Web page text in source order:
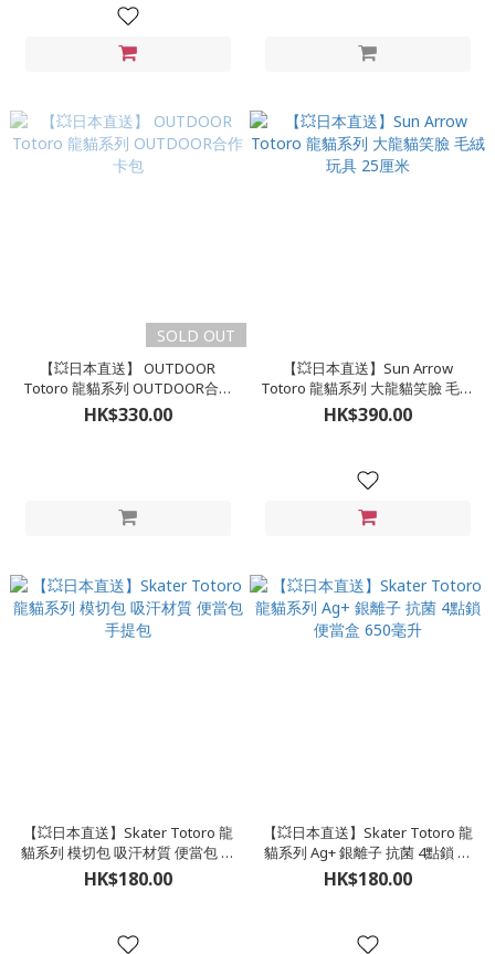
SOLD OUT
【💥日本直送】 OUTDOOR
Totoro 龍貓系列 OUTDOOR合作
卡包
HK$330.00
【💥日本直送】Sun Arrow
Totoro 龍貓系列 大龍貓笑臉 毛絨
玩具 25厘米
HK$390.00
【💥日本直送】Skater Totoro 龍
貓系列 模切包 吸汗材質 便當包 手
提包
HK$180.00
【💥日本直送】Skater Totoro 龍
貓系列 Ag+ 銀離子 抗菌 4點鎖 便
當盒 650毫升
HK$180.00